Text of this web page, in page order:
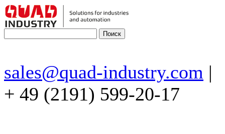
sales@quad-industry.com |
+ 49 (2191) 599-20-17